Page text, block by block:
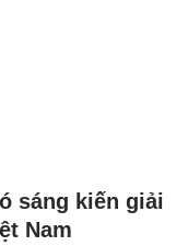
sáng kiến giải
Nam